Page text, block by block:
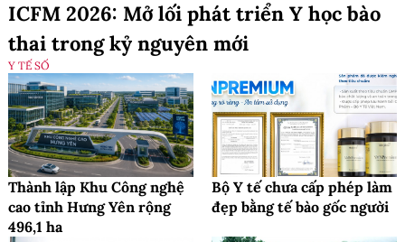
ICFM 2026: Mở lối phát triển Y học bào
thai trong kỷ nguyên mới
Y TẾ SỐ
Thành lập Khu Công nghệ
cao tỉnh Hưng Yên rộng
496,1 ha
Bộ Y tế chưa cấp phép làm
đẹp bằng tế bào gốc người